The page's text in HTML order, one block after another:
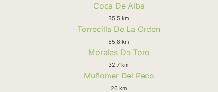
Coca De Alba
35.5 km
Torrecilla De La Orden
55.8 km
Morales De Toro
32.7 km
Muñomer Del Peco
26 km